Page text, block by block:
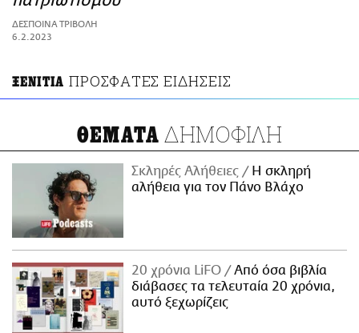
ΑΜΠΑ
PRINT
ΔΕΣΠΟΙΝΑ ΤΡΙΒΟΛΗ
6.2.2023
ΞΕΝΙΤΙΑ ΠΡΟΣΦΑΤΕΣ ΕΙΔΗΣΕΙΣ
ΘΕΜΑΤΑ ΔΗΜΟΦΙΛΗ
Σκληρές Αλήθειες
H σκληρή
αλήθεια για τον Πάνο Βλάχο
20 χρόνια LiFO
Από όσα βιβλία
διάβασες τα τελευταία 20 χρόνια,
αυτό ξεχωρίζεις